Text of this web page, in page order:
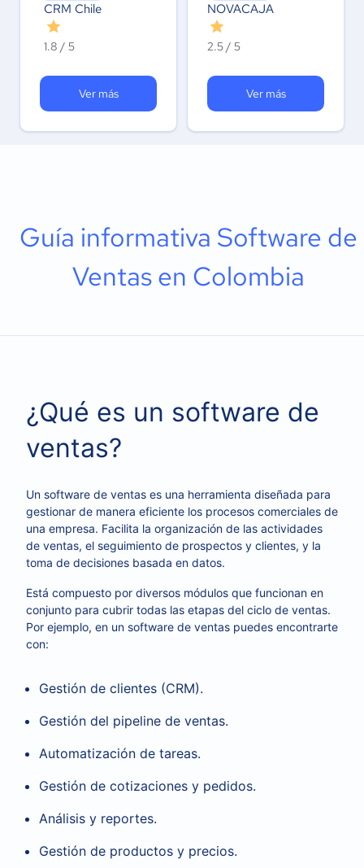
CRM Chile
1.8 / 5
Ver más
NOVACAJA
2.5 / 5
Ver más
Guía informativa Software de
Ventas en Colombia
¿Qué es un software de
ventas?
Un software de ventas es una herramienta diseñada para
gestionar de manera eficiente los procesos comerciales de
una empresa. Facilita la organización de las actividades
de ventas, el seguimiento de prospectos y clientes, y la
toma de decisiones basada en datos.
Está compuesto por diversos módulos que funcionan en
conjunto para cubrir todas las etapas del ciclo de ventas.
Por ejemplo, en un software de ventas puedes encontrarte
con:
Gestión de clientes (CRM).
Gestión del pipeline de ventas.
Automatización de tareas.
Gestión de cotizaciones y pedidos.
Análisis y reportes.
Gestión de productos y precios.